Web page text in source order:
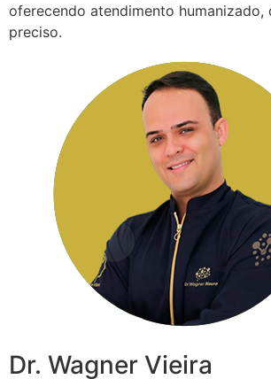
oferecendo atendimento humanizado,
preciso.
Dr. Wagner Vieira